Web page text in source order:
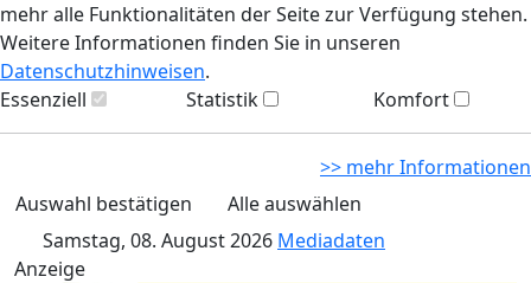
mehr alle Funktionalitäten der Seite zur Verfügung stehen.
Weitere Informationen finden Sie in unseren
Datenschutzhinweisen.
Essenziell
Statistik Komfort
>> mehr Informationen
Auswahl bestätigen
Alle auswählen
Samstag, 08. August 2026 Mediadaten
Anzeige